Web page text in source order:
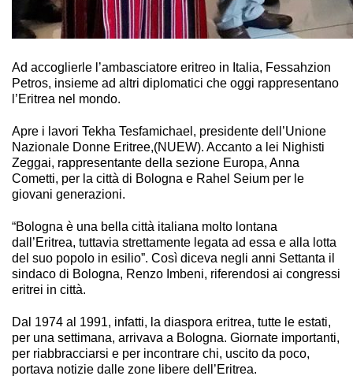
Ad accoglierle l’ambasciatore eritreo in Italia, Fessahzion
Petros, insieme ad altri diplomatici che oggi rappresentano
l’Eritrea nel mondo.
Apre i lavori Tekha Tesfamichael, presidente dell’Unione
Nazionale Donne Eritree,(NUEW). Accanto a lei Nighisti
Zeggai, rappresentante della sezione Europa, Anna
Cometti, per la città di Bologna e Rahel Seium per le
giovani generazioni.
“Bologna è una bella città italiana molto lontana
dall’Eritrea, tuttavia strettamente legata ad essa e alla lotta
del suo popolo in esilio”. Così diceva negli anni Settanta il
sindaco di Bologna, Renzo Imbeni, riferendosi ai congressi
eritrei in città.
Dal 1974 al 1991, infatti, la diaspora eritrea, tutte le estati,
per una settimana, arrivava a Bologna. Giornate importanti,
per riabbracciarsi e per incontrare chi, uscito da poco,
portava notizie dalle zone libere dell’Eritrea.